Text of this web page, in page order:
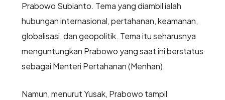
Prabowo Subianto. Tema yang diambil ialah
hubungan internasional, pertahanan, keamanan,
globalisasi, dan geopolitik. Tema itu seharusnya
menguntungkan Prabowo yang saat ini berstatus
sebagai Menteri Pertahanan (Menhan).
Namun, menurut Yusak, Prabowo tampil